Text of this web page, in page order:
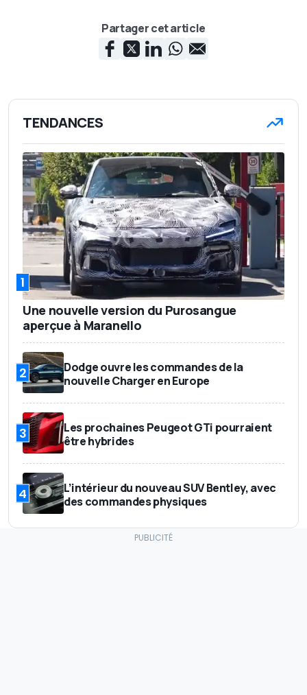
Partager cet article
TENDANCES
1
Une nouvelle version du Purosangue
aperçue à Maranello
2
Dodge ouvre les commandes de la
nouvelle Charger en Europe
3
Les prochaines Peugeot GTi pourraient
être hybrides
4
L’intérieur du nouveau SUV Bentley, avec
des commandes physiques